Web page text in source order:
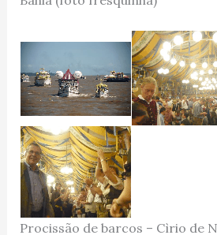
Procissão de barcos – Cìrio de